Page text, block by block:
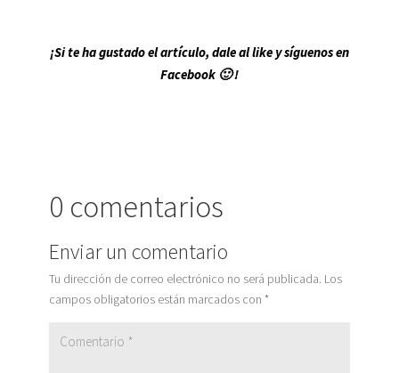
¡Si te ha gustado el artículo, dale al like y síguenos en
Facebook 🙂 !
0 comentarios
Enviar un comentario
Tu dirección de correo electrónico no será publicada. Los
campos obligatorios están marcados con *